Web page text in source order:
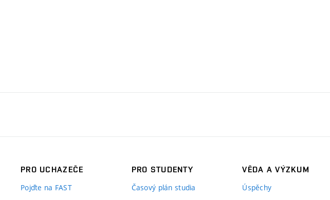
PRO UCHAZEČE
Pojďte na FAST
PRO STUDENTY
Časový plán studia
VĚDA A VÝZKUM
Úspěchy